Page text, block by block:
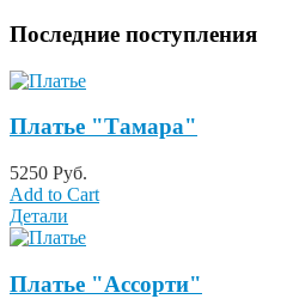
Последние поступления
Платье "Тамара"
5250 Руб.
Add to Cart
Детали
Платье "Ассорти"